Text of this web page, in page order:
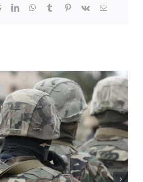
RedditLinkedInWhatsApp
TumblrPinterest
Vk Email